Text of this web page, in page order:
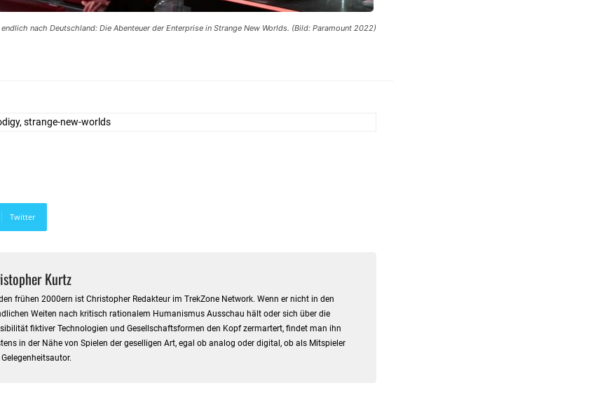
nach Deutschland: Die Abenteuer der Enterprise in Strange New Worlds. (Bild: Paramount 2022)
strange-new-worlds
Twitter
Kurtz
frühen 2000ern ist Christopher Redakteur im TrekZone Network. Wenn er nicht in den
Weiten nach kritisch rationalem Humanismus Ausschau hält oder sich über die
fiktiver Technologien und Gesellschaftsformen den Kopf zermartert, findet man ihn
in der Nähe von Spielen der geselligen Art, egal ob analog oder digital, ob als Mitspieler